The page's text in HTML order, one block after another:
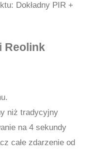
Dokładny PIR +
Reolink
niż tradycyjny
na 4 sekundy
całe zdarzenie od